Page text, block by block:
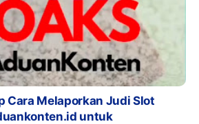
Cara Melaporkan Judi Slot
untuk